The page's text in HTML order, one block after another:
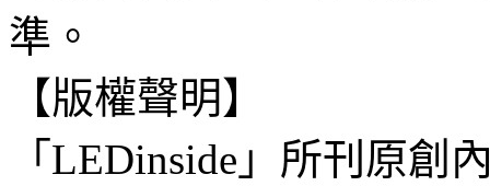
準。
【版權聲明】
「LEDinside」所刊原創